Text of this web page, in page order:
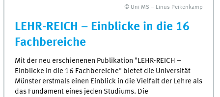
© Uni MS – Linus Peikenkamp
LEHR-REICH – Einblicke in die 16
Fachbereiche
Mit der neu erschienenen Publikation "LEHR-REICH –
Einblicke in die 16 Fachbereiche" bietet die Universität
Münster erstmals einen Einblick in die Vielfalt der Lehre als
das Fundament eines jeden Studiums. Die